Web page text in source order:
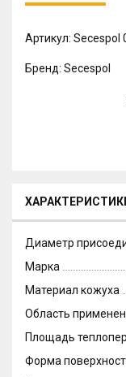
Артикул: Secespol
Бренд: Secespol
Диаметр
Марка
Материал кожуха
Область
Площадь
Форма